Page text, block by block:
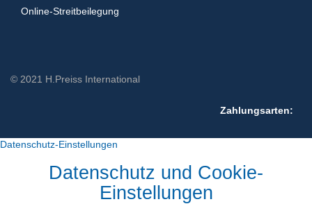
Online-Streitbeilegung
© 2021 H.Preiss International
Zahlungsarten:
Datenschutz-Einstellungen
Datenschutz und Cookie-
Einstellungen